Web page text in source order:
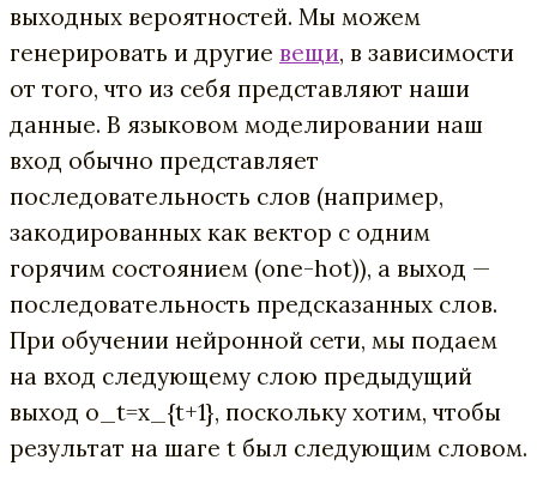
выходных вероятностей. Мы можем
генерировать и другие вещи, в зависимости
от того, что из себя представляют наши
данные. В языковом моделировании наш
вход обычно представляет
последовательность слов (например,
закодированных как вектор с одним
горячим состоянием (one-hot)), а выход —
последовательность предсказанных слов.
При обучении нейронной сети, мы подаем
на вход следующему слою предыдущий
выход o_t=x_{t+1}, поскольку хотим, чтобы
результат на шаге t был следующим словом.